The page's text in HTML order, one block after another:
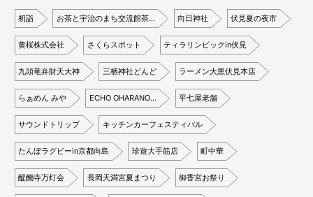
初詣 お茶と宇治のまち交流館茶… 向日神社 伏見夏の夜市
黄桜株式会社 さくらスポット ティラリンピックin伏見
九頭竜弁財天大神 三栖神社どんど ラーメン大黒伏見本店
らぁめん みや ECHO OHARANO… 平七屋老舗
サウンドトリップ キッチンカーフェスティバル
たんぼラグビーin京都向島 珍遊大手筋店 町中華
醍醐寺万灯会 長岡天満宮夏まつり 御香宮お祭り